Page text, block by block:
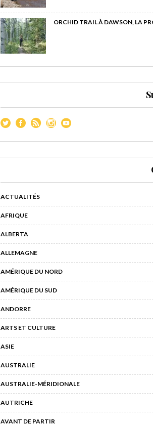
ORCHID TRAIL À DAWSON, LA
ACTUALITÉS
AFRIQUE
ALBERTA
ALLEMAGNE
AMÉRIQUE DU NORD
AMÉRIQUE DU SUD
ANDORRE
ARTS ET CULTURE
ASIE
AUSTRALIE
AUSTRALIE-MÉRIDIONALE
AUTRICHE
AVANT DE PARTIR